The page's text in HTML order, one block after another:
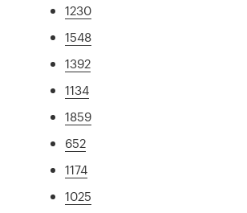
1230
1548
1392
1134
1859
652
1174
1025